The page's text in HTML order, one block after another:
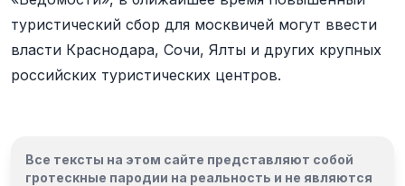
туристический сбор для москвичей могут ввести
власти Краснодара, Сочи, Ялты и других крупных
российских туристических центров.
Все тексты на этом сайте представляют собой
гротескные пародии на реальность и не являются